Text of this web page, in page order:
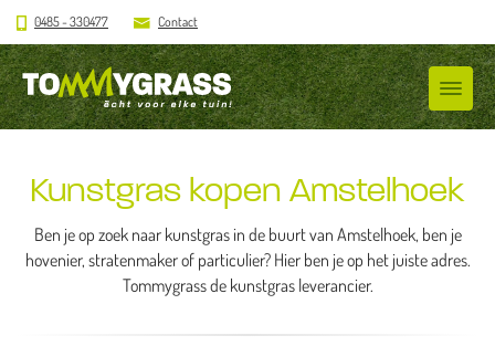
0485 - 330477 Contact
Kunstgras kopen Amstelhoek
Ben je op zoek naar kunstgras in de buurt van Amstelhoek, ben je
hovenier, stratenmaker of particulier? Hier ben je op het juiste adres.
Tommygrass de kunstgras leverancier.